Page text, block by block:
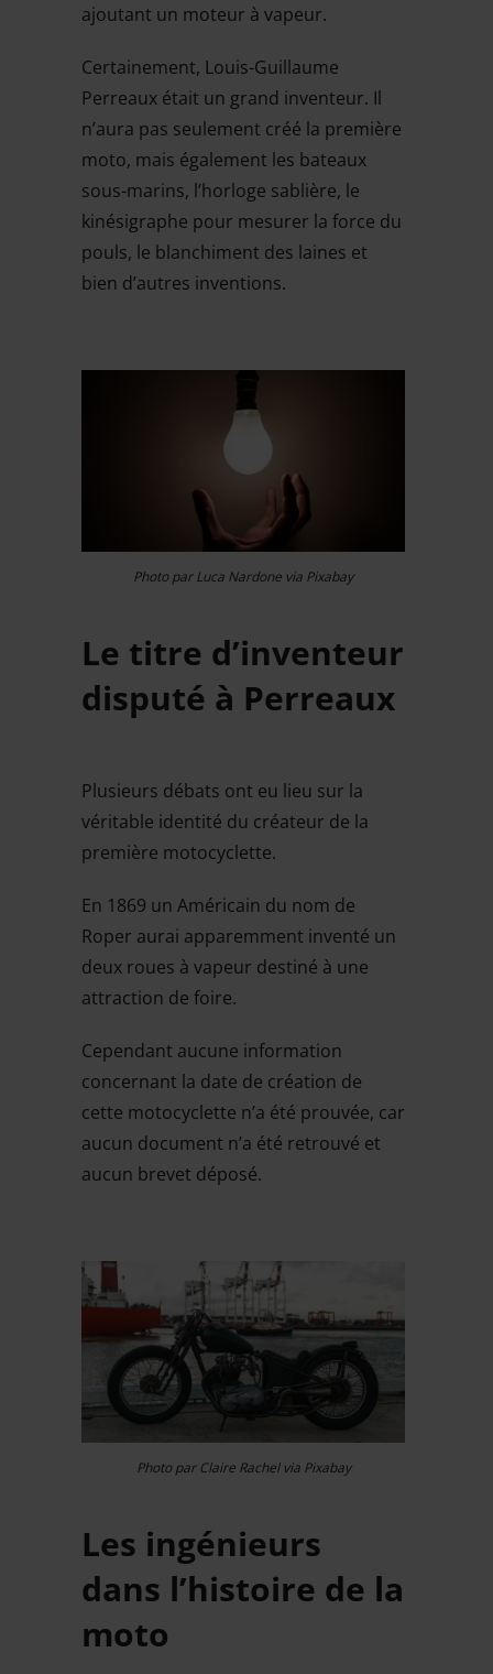
ajoutant un moteur à vapeur.
Certainement, Louis-Guillaume
Perreaux était un grand inventeur. Il
n’aura pas seulement créé la première
moto, mais également les bateaux
sous-marins, l’horloge sablière, le
kinésigraphe pour mesurer la force du
pouls, le blanchiment des laines et
bien d’autres inventions.
Photo par Luca Nardone via Pixabay
Le titre d’inventeur
disputé à Perreaux
Plusieurs débats ont eu lieu sur la
véritable identité du créateur de la
première motocyclette.
En 1869 un Américain du nom de
Roper aurai apparemment inventé un
deux roues à vapeur destiné à une
attraction de foire.
Cependant aucune information
concernant la date de création de
cette motocyclette n’a été prouvée, car
aucun document n’a été retrouvé et
aucun brevet déposé.
Photo par Claire Rachel via Pixabay
Les ingénieurs
dans l’histoire de la
moto